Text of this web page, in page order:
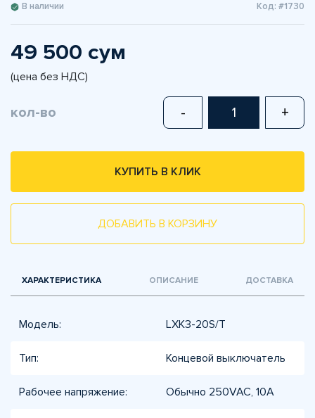
В наличии Код: #1730
49 500 сум
(цена без НДС)
кол-во - +
КУПИТЬ В КЛИК
ДОБАВИТЬ В КОРЗИНУ
ХАРАКТЕРИСТИКА ОПИСАНИЕ ДОСТАВКА
Модель: LXK3-20S/T
Тип: Концевой выключатель
Рабочее напряжение: Обычно 250VAC, 10A